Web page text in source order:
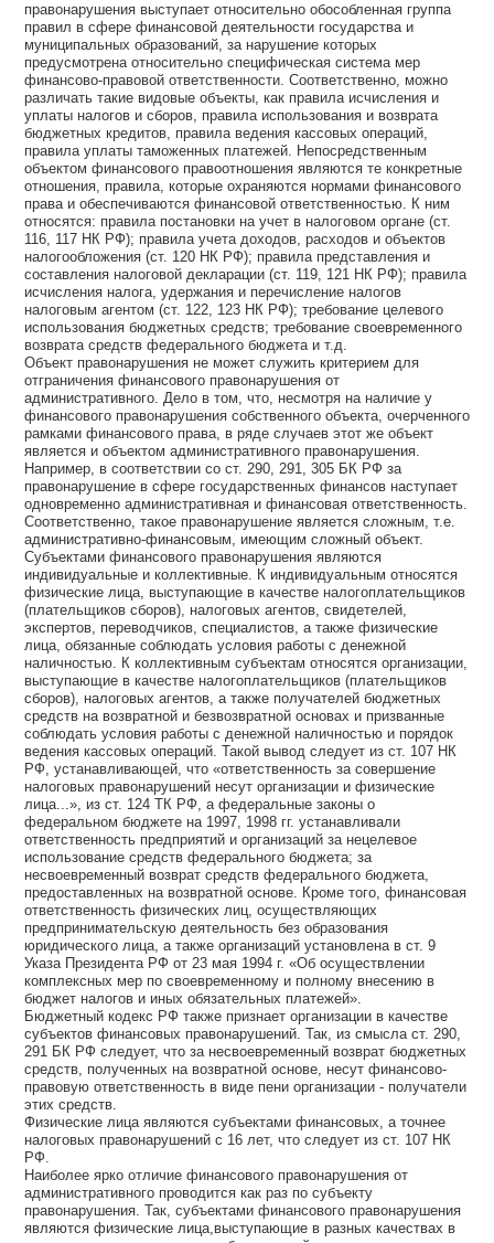
правонарушения выступает относительно обособленная группа
правил в сфере финансовой деятельности государства и
муниципальных образований, за нарушение которых
предусмотрена относительно специфическая система мер
финансово-правовой ответственности. Соответственно, можно
различать такие видовые объекты, как правила исчисления и
уплаты налогов и сборов, правила использования и возврата
бюджетных кредитов, правила ведения кассовых операций,
правила уплаты таможенных платежей. Непосредственным
объектом финансового правоотношения являются те конкретные
отношения, правила, которые охраняются нормами финансового
права и обеспечиваются финансовой ответственностью. К ним
относятся: правила постановки на учет в налоговом органе (ст.
116, 117 НК РФ); правила учета доходов, расходов и объектов
налогообложения (ст. 120 НК РФ); правила представления и
составления налоговой декларации (ст. 119, 121 НК РФ); правила
исчисления налога, удержания и перечисление налогов
налоговым агентом (ст. 122, 123 НК РФ); требование целевого
использования бюджетных средств; требование своевременного
возврата средств федерального бюджета и т.д.
Объект правонарушения не может служить критерием для
отграничения финансового правонарушения от
административного. Дело в том, что, несмотря на наличие у
финансового правонарушения собственного объекта, очерченного
рамками финансового права, в ряде случаев этот же объект
является и объектом административного правонарушения.
Например, в соответствии со ст. 290, 291, 305 БК РФ за
правонарушение в сфере государственных финансов наступает
одновременно административная и финансовая ответственность.
Соответственно, такое правонарушение является сложным, т.е.
административно-финансовым, имеющим сложный объект.
Субъектами финансового правонарушения являются
индивидуальные и коллективные. К индивидуальным относятся
физические лица, выступающие в качестве налогоплательщиков
(плательщиков сборов), налоговых агентов, свидетелей,
экспертов, переводчиков, специалистов, а также физические
лица, обязанные соблюдать условия работы с денежной
наличностью. К коллективным субъектам относятся организации,
выступающие в качестве налогоплательщиков (плательщиков
сборов), налоговых агентов, а также получателей бюджетных
средств на возвратной и безвозвратной основах и призванные
соблюдать условия работы с денежной наличностью и порядок
ведения кассовых операций. Такой вывод следует из ст. 107 НК
РФ, устанавливающей, что «ответственность за совершение
налоговых правонарушений несут организации и физические
лица...», из ст. 124 ТК РФ, а федеральные законы о
федеральном бюджете на 1997, 1998 гг. устанавливали
ответственность предприятий и организаций за нецелевое
использование средств федерального бюджета; за
несвоевременный возврат средств федерального бюджета,
предоставленных на возвратной основе. Кроме того, финансовая
ответственность физических лиц, осуществляющих
предпринимательскую деятельность без образования
юридического лица, а также организаций установлена в ст. 9
Указа Президента РФ от 23 мая 1994 г. «Об осуществлении
комплексных мер по своевременному и полному внесению в
бюджет налогов и иных обязательных платежей».
Бюджетный кодекс РФ также признает организации в качестве
субъектов финансовых правонарушений. Так, из смысла ст. 290,
291 БК РФ следует, что за несвоевременный возврат бюджетных
средств, полученных на возвратной основе, несут финансово-
правовую ответственность в виде пени организации - получатели
этих средств.
Физические лица являются субъектами финансовых, а точнее
налоговых правонарушений с 16 лет, что следует из ст. 107 НК
РФ.
Наиболее ярко отличие финансового правонарушения от
административного проводится как раз по субъекту
правонарушения. Так, субъектами финансового правонарушения
являются физические лица,выступающие в разных качествах в